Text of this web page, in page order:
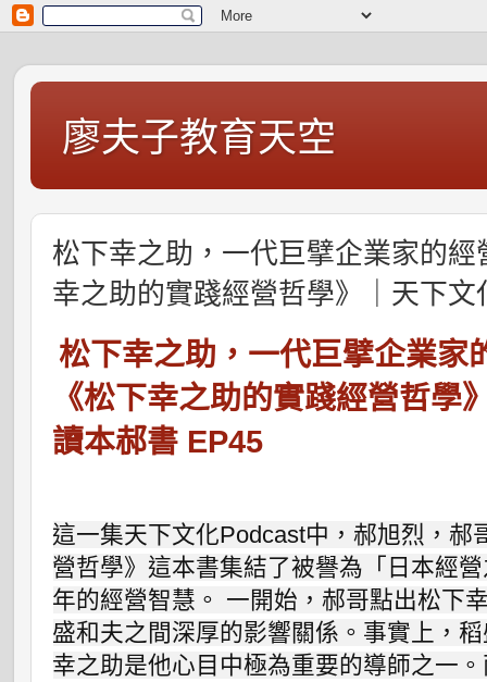
廖夫子教育天空
松下幸之助，一代巨擘企業家的
幸之助的實踐經營哲學》｜天下
松下幸之助，一代巨擘企業家
《松下幸之助的實踐經營哲
讀本郝書 EP45
這一集天下文化Podcast中，郝旭烈，郝
營哲學》這本書集結了被譽為「日本經
年的經營智慧。 一開始，郝哥點出松下
盛和夫之間深厚的影響關係。事實上，
幸之助是他心目中極為重要的導師之一